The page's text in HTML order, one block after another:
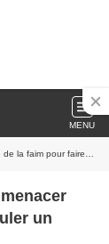
MENU
un gouvernement ?
un